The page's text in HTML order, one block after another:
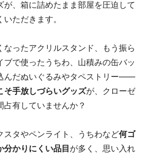
が、箱に詰めたまま部屋を圧迫して
ただきます。
なったアクリルスタンド、もう振ら
ブで使ったうちわ、山積みの缶バッ
んだぬいぐるみやタペストリー――
そ手放しづらいグッズが、クローゼ
占有していませんか？
スタやペンライト、うちわなど何ゴ
分かりにくい品目が多く、思い入れ